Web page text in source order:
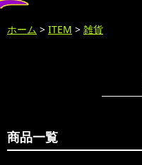
ホーム > ITEM > 雑貨
商品一覧